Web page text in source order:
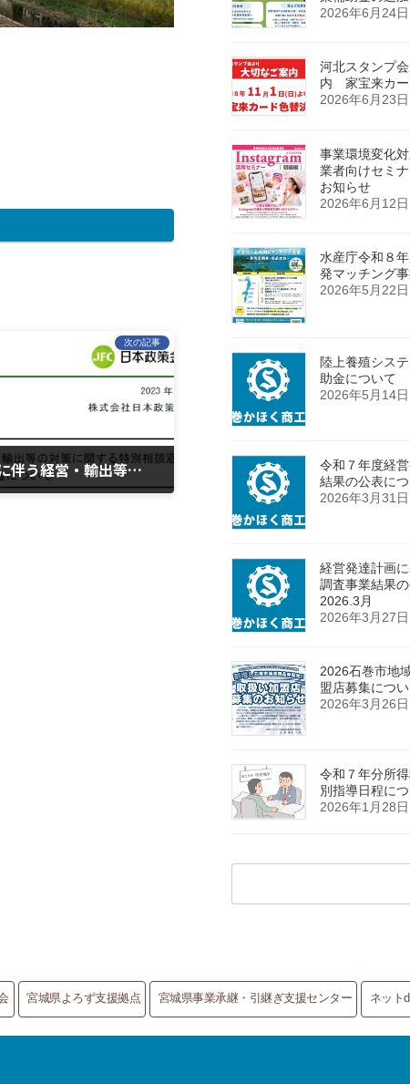
次の記事
ALPS 処理水の処分に伴う経営・輸出等の対策に関する特別相談窓口の設置について
2026年6月24日
河北スタンプ
内 家宝来カー
2026年6月23日
事業環境変化
業者向けセミ
お知らせ
2026年6月12日
水産庁令和８
発マッチング
2026年5月22日
陸上養殖シス
助金について
2026年5月14日
令和７年度経
結果の公表に
2026年3月31日
経営発達計画
調査事業結果
2026.3月
2026年3月27日
2026石巻市地
盟店募集につ
2026年3月26日
令和７年分所
別指導日程に
2026年1月28日
宮城県よろず支援拠点 宮城県事業承継・引継ぎ支援センター ネット